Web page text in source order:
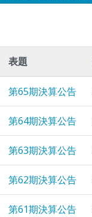
表題
第65期決算公告
第64期決算公告
第63期決算公告
第62期決算公告
第61期決算公告